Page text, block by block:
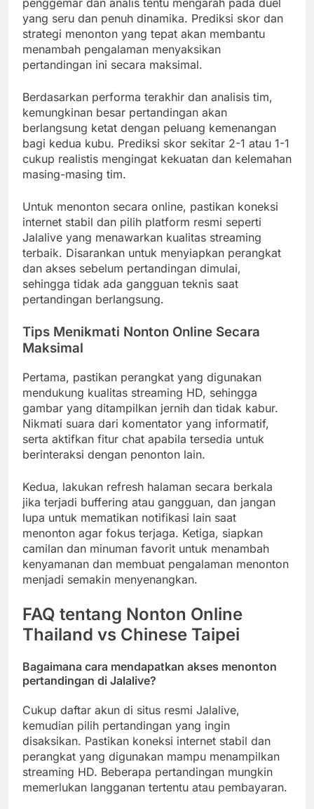
yang seru dan penuh dinamika. Prediksi skor dan
strategi menonton yang tepat akan membantu
menambah pengalaman menyaksikan
pertandingan ini secara maksimal.
Berdasarkan performa terakhir dan analisis tim,
kemungkinan besar pertandingan akan
berlangsung ketat dengan peluang kemenangan
bagi kedua kubu. Prediksi skor sekitar 2-1 atau 1-1
cukup realistis mengingat kekuatan dan kelemahan
masing-masing tim.
Untuk menonton secara online, pastikan koneksi
internet stabil dan pilih platform resmi seperti
Jalalive yang menawarkan kualitas streaming
terbaik. Disarankan untuk menyiapkan perangkat
dan akses sebelum pertandingan dimulai,
sehingga tidak ada gangguan teknis saat
pertandingan berlangsung.
Tips Menikmati Nonton Online Secara
Maksimal
Pertama, pastikan perangkat yang digunakan
mendukung kualitas streaming HD, sehingga
gambar yang ditampilkan jernih dan tidak kabur.
Nikmati suara dari komentator yang informatif,
serta aktifkan fitur chat apabila tersedia untuk
berinteraksi dengan penonton lain.
Kedua, lakukan refresh halaman secara berkala
jika terjadi buffering atau gangguan, dan jangan
lupa untuk mematikan notifikasi lain saat
menonton agar fokus terjaga. Ketiga, siapkan
camilan dan minuman favorit untuk menambah
kenyamanan dan membuat pengalaman menonton
menjadi semakin menyenangkan.
FAQ tentang Nonton Online
Thailand vs Chinese Taipei
Bagaimana cara mendapatkan akses menonton
pertandingan di Jalalive?
Cukup daftar akun di situs resmi Jalalive,
kemudian pilih pertandingan yang ingin
disaksikan. Pastikan koneksi internet stabil dan
perangkat yang digunakan mampu menampilkan
streaming HD. Beberapa pertandingan mungkin
memerlukan langganan tertentu atau pembayaran.